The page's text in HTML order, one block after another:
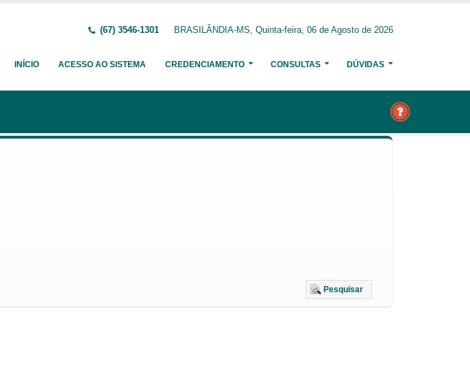
(67) 3546-1301 BRASILÂNDIA-MS, Quinta-feira, 06 de Agosto de 2026
INÍCIO ACESSO AO SISTEMA CREDENCIAMENTO CONSULTAS DÚVIDAS
Pesquisar